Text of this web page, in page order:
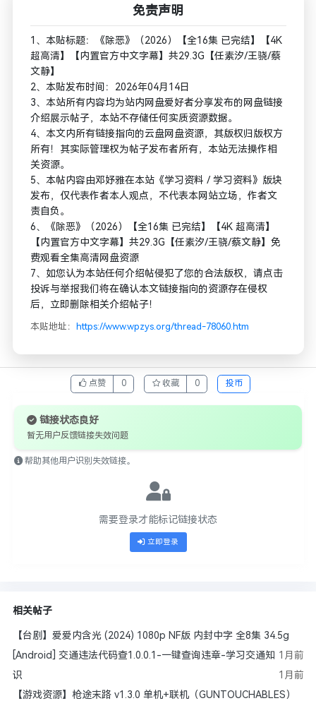
免责声明
1、本贴标题：《除恶》（2026）【全16集 已完结】【4K
超高清】【内置官方中文字幕】共29.3G【任素汐/王骁/蔡
文静】
2、本贴发布时间：2026年04月14日
3、本站所有内容均为站内网盘爱好者分享发布的网盘链接
介绍展示帖子，本站不存储任何实质资源数据。
4、本文内所有链接指向的云盘网盘资源，其版权归版权方
所有！其实际管理权为帖子发布者所有，本站无法操作相
关资源。
5、本帖内容由邓妤雅在本站《学习资料 / 学习资料》版块
发布，仅代表作者本人观点，不代表本网站立场，作者文
责自负。
6、《除恶》（2026）【全16集 已完结】【4K 超高清】
【内置官方中文字幕】共29.3G【任素汐/王骁/蔡文静】免
费观看全集高清网盘资源
7、如您认为本站任何介绍帖侵犯了您的合法版权，请点击
投诉与举报我们将在确认本文链接指向的资源存在侵权
后，立即删除相关介绍帖子！
本贴地址： https://www.wpzys.org/thread-78060.htm
点赞 0 收藏 0 投币
链接状态良好
暂无用户反馈链接失效问题
帮助其他用户识别失效链接。
需要登录才能标记链接状态
立即登录
相关帖子
【台剧】爱爱内含光 (2024) 1080p NF版 内封中字 全8集 34.5g
1月前
[Android] 交通违法代码查1.0.0.1-一键查询违章-学习交通知
识
1月前
【游戏资源】枪途末路 v1.3.0 单机+联机（GUNTOUCHABLES）